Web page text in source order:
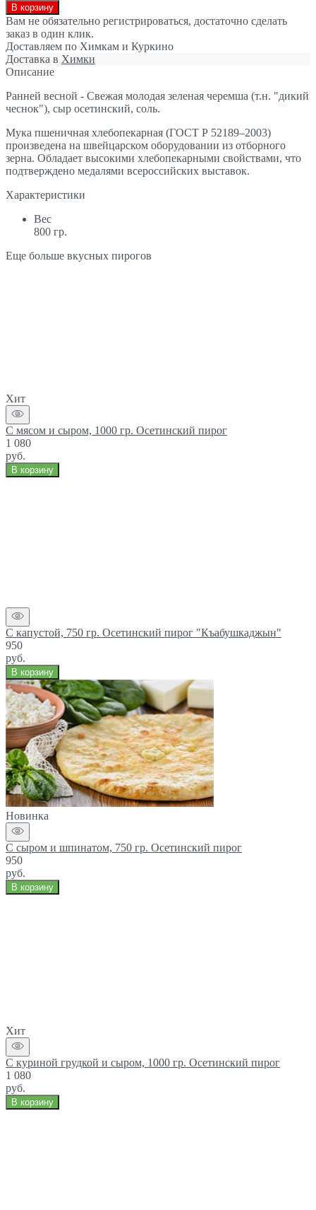
В корзину
Вам не обязательно регистрироваться, достаточно сделать
заказ в один клик.
Доставляем по Химкам и Куркино
Доставка в Химки
Описание
Ранней весной - Свежая молодая зеленая черемша (т.н. "дикий
чеснок"), сыр осетинский, соль.
Мука пшеничная хлебопекарная (ГОСТ Р 52189–2003)
произведена на швейцарском оборудовании из отборного
зерна. Обладает высокими хлебопекарными свойствами, что
подтверждено медалями всероссийских выставок.
Характеристики
Вес
800 гр.
Еще больше вкусных пирогов
Хит
С мясом и сыром, 1000 гр. Осетинский пирог
1 080
руб.
В корзину
С капустой, 750 гр. Осетинский пирог "Къабушкаджын"
950
руб.
В корзину
Новинка
С сыром и шпинатом, 750 гр. Осетинский пирог
950
руб.
В корзину
Хит
С куриной грудкой и сыром, 1000 гр. Осетинский пирог
1 080
руб.
В корзину